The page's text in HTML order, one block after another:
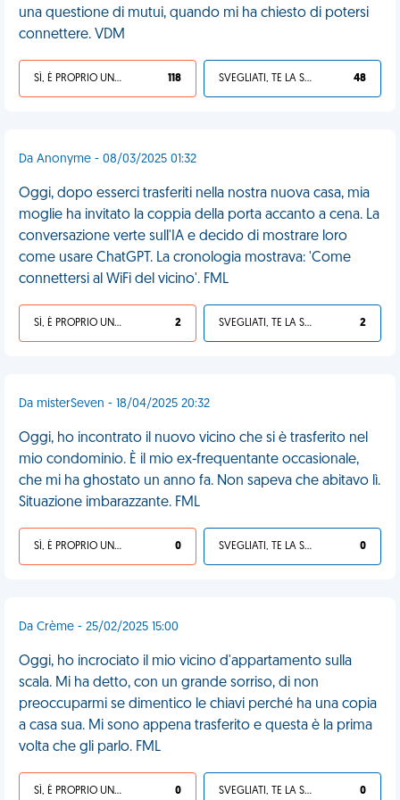
una questione di mutui, quando mi ha chiesto di potersi
connettere. VDM
SÌ, È PROPRIO UNA VDM! 118 SVEGLIATI, TE LA SEI CERCATA! 48
Da Anonyme - 08/03/2025 01:32
Oggi, dopo esserci trasferiti nella nostra nuova casa, mia
moglie ha invitato la coppia della porta accanto a cena. La
conversazione verte sull'IA e decido di mostrare loro
come usare ChatGPT. La cronologia mostrava: 'Come
connettersi al WiFi del vicino'. FML
SÌ, È PROPRIO UNA VDM! 2 SVEGLIATI, TE LA SEI CERCATA! 2
Da misterSeven - 18/04/2025 20:32
Oggi, ho incontrato il nuovo vicino che si è trasferito nel
mio condominio. È il mio ex-frequentante occasionale,
che mi ha ghostato un anno fa. Non sapeva che abitavo lì.
Situazione imbarazzante. FML
SÌ, È PROPRIO UNA VDM! 0 SVEGLIATI, TE LA SEI CERCATA! 0
Da Crème - 25/02/2025 15:00
Oggi, ho incrociato il mio vicino d'appartamento sulla
scala. Mi ha detto, con un grande sorriso, di non
preoccuparmi se dimentico le chiavi perché ha una copia
a casa sua. Mi sono appena trasferito e questa è la prima
volta che gli parlo. FML
SÌ, È PROPRIO UNA VDM! 0 SVEGLIATI, TE LA SEI CERCATA! 0